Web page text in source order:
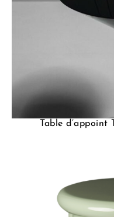
Table